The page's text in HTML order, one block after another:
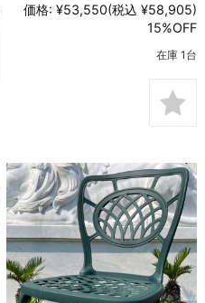
価格: ¥53,550(税込 ¥58,905)
15%OFF
在庫 1台